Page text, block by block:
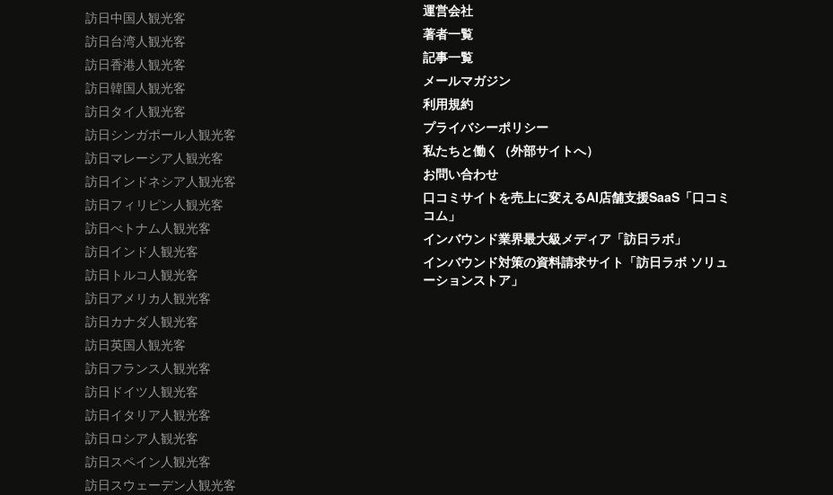
訪日中国人観光客
訪日台湾人観光客
訪日香港人観光客
訪日韓国人観光客
訪日タイ人観光客
訪日シンガポール人観光客
訪日マレーシア人観光客
訪日インドネシア人観光客
訪日フィリピン人観光客
訪日べトナム人観光客
訪日インド人観光客
訪日トルコ人観光客
訪日アメリカ人観光客
訪日カナダ人観光客
訪日英国人観光客
訪日フランス人観光客
訪日ドイツ人観光客
訪日イタリア人観光客
訪日ロシア人観光客
訪日スペイン人観光客
訪日スウェーデン人観光客
運営会社
著者一覧
記事一覧
メールマガジン
利用規約
プライバシーポリシー
私たちと働く（外部サイトへ）
お問い合わせ
口コミサイトを売上に変えるAI店舗支援SaaS「口コミ
コム」
インバウンド業界最大級メディア「訪日ラボ」
インバウンド対策の資料請求サイト「訪日ラボ ソリュ
ーションストア」